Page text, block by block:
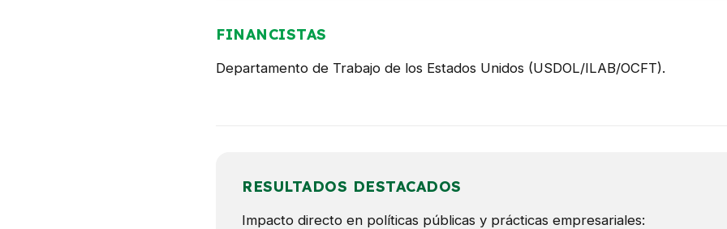
FINANCISTAS
Departamento de Trabajo de los Estados Unidos (USDOL/ILAB/OCFT).
RESULTADOS DESTACADOS
Impacto directo en políticas públicas y prácticas empresariales: